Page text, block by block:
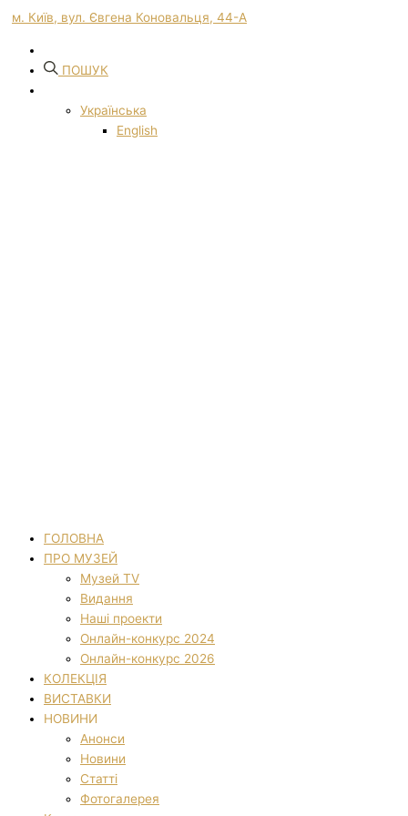
м. Київ, вул. Євгена Коновальця, 44-А
ПОШУК
Українська
English
ГОЛОВНА
ПРО МУЗЕЙ
Музей TV
Видання
Наші проекти
Онлайн-конкурс 2024
Онлайн-конкурс 2026
КОЛЕКЦІЯ
ВИСТАВКИ
НОВИНИ
Анонси
Новини
Статті
Фотогалерея